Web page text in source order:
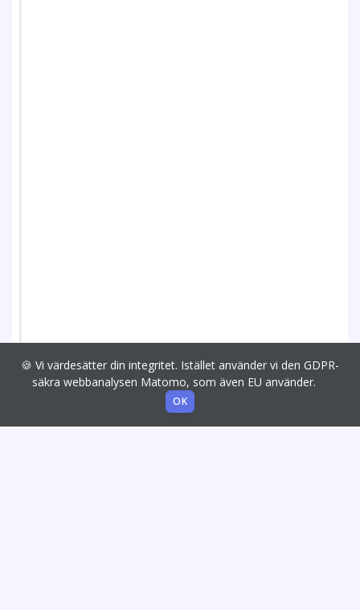
🍪 Vi värdesätter din integritet. Istället använder vi den GDPR-
säkra webbanalysen Matomo, som även EU använder.
OK